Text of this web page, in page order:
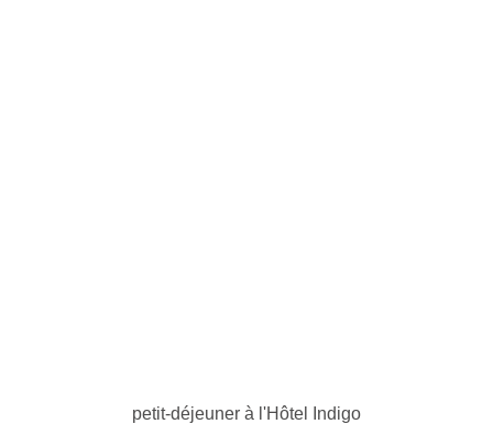
petit-déjeuner à l'Hôtel Indigo